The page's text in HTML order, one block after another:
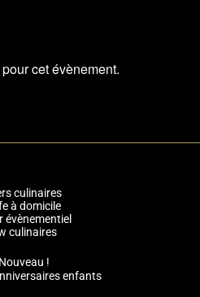
cet évènement.
culinaires
à domicile
évènementiel
culinaires
!
enfants